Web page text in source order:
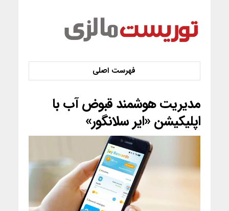
مدیریت هوشمند قبوض آب با
اپلیکیشن «ایر سلانگور»